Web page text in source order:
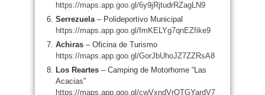
https://maps.app.goo.gl/6y9jRjtudrRZagLN9
Serrezuela– Polideportivo Municipal
https://maps.app.goo.gl/fmKELYg7qnEZfike9
Achiras – Oficina de Turismo
https://maps.app.goo.gl/GorJbUhoJZ7ZZRsA8
Los Reartes – Camping de Motorhome “Las
Acacias”
https://maps.app.goo.gl/cwVxndVrQTGYardV7